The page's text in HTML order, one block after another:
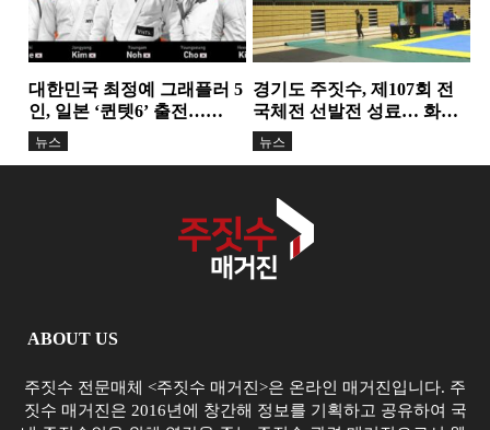
대한민국 최정예 그래플러 5
인, 일본 ‘퀸텟6’ 출전…
TEAM K-TOP BJJ, 서바이
벌...
뉴스
경기도 주짓수, 제107회 전
국체전 선발전 성료… 화합
과 도약의 무대 마련
뉴스
ABOUT US
주짓수 전문매체 <주짓수 매거진>은 온라인 매거진입니다. 주
짓수 매거진은 2016년에 창간해 정보를 기획하고 공유하여 국